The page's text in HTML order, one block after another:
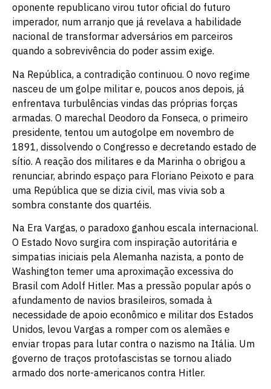
oponente republicano virou tutor oficial do futuro
imperador, num arranjo que já revelava a habilidade
nacional de transformar adversários em parceiros
quando a sobrevivência do poder assim exige.
Na República, a contradição continuou. O novo regime
nasceu de um golpe militar e, poucos anos depois, já
enfrentava turbulências vindas das próprias forças
armadas. O marechal Deodoro da Fonseca, o primeiro
presidente, tentou um autogolpe em novembro de
1891, dissolvendo o Congresso e decretando estado de
sítio. A reação dos militares e da Marinha o obrigou a
renunciar, abrindo espaço para Floriano Peixoto e para
uma República que se dizia civil, mas vivia sob a
sombra constante dos quartéis.
Na Era Vargas, o paradoxo ganhou escala internacional.
O Estado Novo surgira com inspiração autoritária e
simpatias iniciais pela Alemanha nazista, a ponto de
Washington temer uma aproximação excessiva do
Brasil com Adolf Hitler. Mas a pressão popular após o
afundamento de navios brasileiros, somada à
necessidade de apoio econômico e militar dos Estados
Unidos, levou Vargas a romper com os alemães e
enviar tropas para lutar contra o nazismo na Itália. Um
governo de traços protofascistas se tornou aliado
armado dos norte-americanos contra Hitler.